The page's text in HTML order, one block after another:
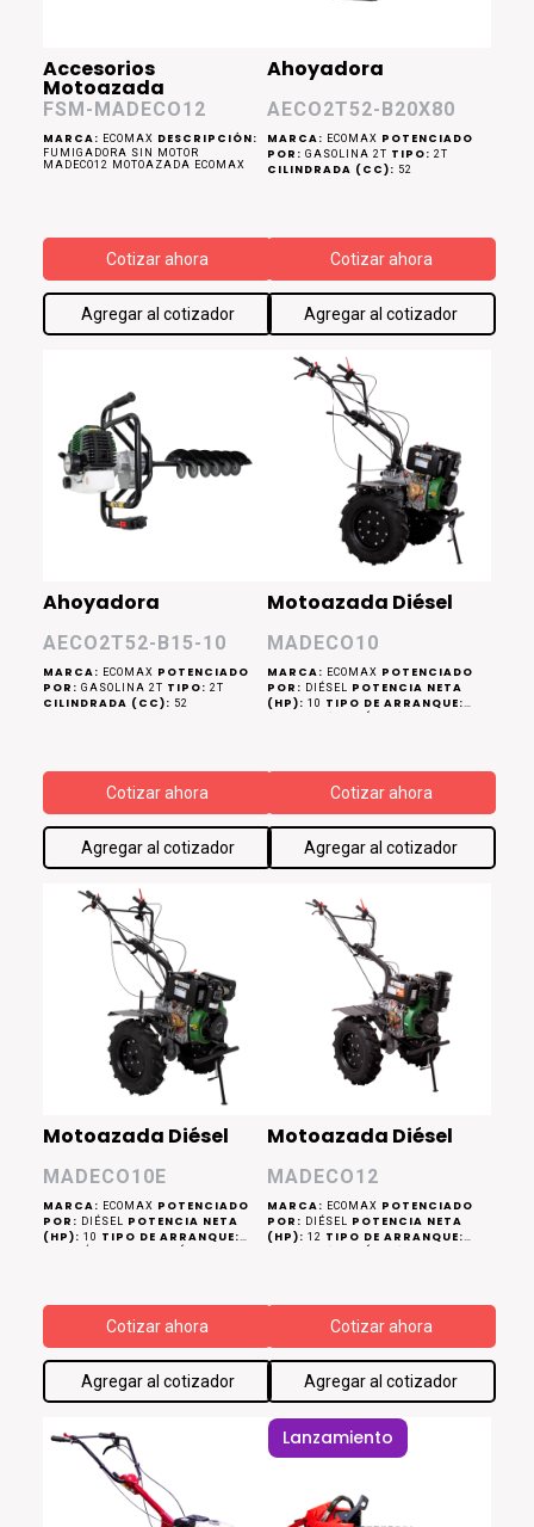
Accesorios
Motoazada
FSM-MADECO12
MARCA: ECOMAX DESCRIPCIÓN:
FUMIGADORA SIN MOTOR
MADECO12 MOTOAZADA ECOMAX
Cotizar ahora
Agregar al cotizador
Ahoyadora
AECO2T52-B20X80
MARCA: ECOMAX POTENCIADO
POR: GASOLINA 2T TIPO: 2T
CILINDRADA (CC): 52
Cotizar ahora
Agregar al cotizador
Ahoyadora
AECO2T52-B15-10
MARCA: ECOMAX POTENCIADO
POR: GASOLINA 2T TIPO: 2T
CILINDRADA (CC): 52
Cotizar ahora
Agregar al cotizador
Motoazada Diésel
MADECO10
MARCA: ECOMAX POTENCIADO
POR: DIÉSEL POTENCIA NETA
(HP): 10 TIPO DE ARRANQUE:
15 - 30Cotizar ahora
Agregar al cotizador
Motoazada Diésel
MADECO10E
MARCA: ECOMAX POTENCIADO
POR: DIÉSEL POTENCIA NETA
(HP): 10 TIPO DE ARRANQUE:
ALTA (H)ANCHO DE TRABAJO
140PROFUNDIDAD DE
TRABAJO (CM):15 - 30
Cotizar ahora
Agregar al cotizador
Motoazada Diésel
MADECO12
MARCA: ECOMAX POTENCIADO
POR: DIÉSEL POTENCIA NETA
(HP): 12 TIPO DE ARRANQUE:
ALTA (H)ANCHO DE TRABAJO
140PROFUNDIDAD DE
TRABAJO (CM):15 - 30
Cotizar ahora
Agregar al cotizador
Lanzamiento